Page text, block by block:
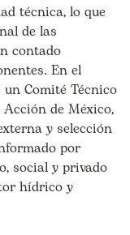
técnica, lo que
de las
contado
En el
Comité Técnico
de México,
y selección
por
social y privado
hídrico y